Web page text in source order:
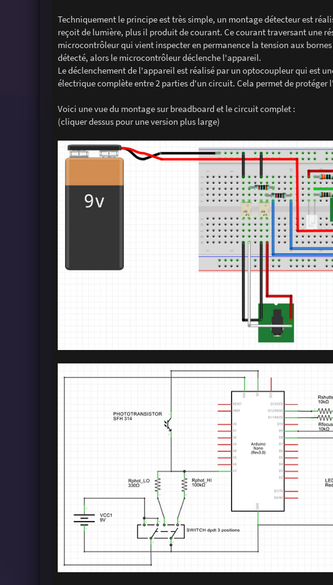
Techniquement le principe est très simple, un montage détecteur est
reçoit de lumière, plus il produit de courant. Ce courant traversant une
microcontrôleur qui vient inspecter en permanence la tension aux
détecté, alors le microcontrôleur déclenche l'appareil.
Le déclenchement de l'appareil est réalisé par un optocoupleur qui est
électrique complète entre 2 parties d'un circuit. Cela permet de
Voici une vue du montage sur breadboard et le circuit complet :
(cliquer dessus pour une version plus large)